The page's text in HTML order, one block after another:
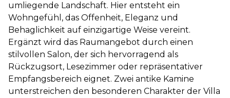
umliegende Landschaft. Hier entsteht ein
Wohngefühl, das Offenheit, Eleganz und
Behaglichkeit auf einzigartige Weise vereint.
Ergänzt wird das Raumangebot durch einen
stilvollen Salon, der sich hervorragend als
Rückzugsort, Lesezimmer oder repräsentativer
Empfangsbereich eignet. Zwei antike Kamine
unterstreichen den besonderen Charakter der Villa